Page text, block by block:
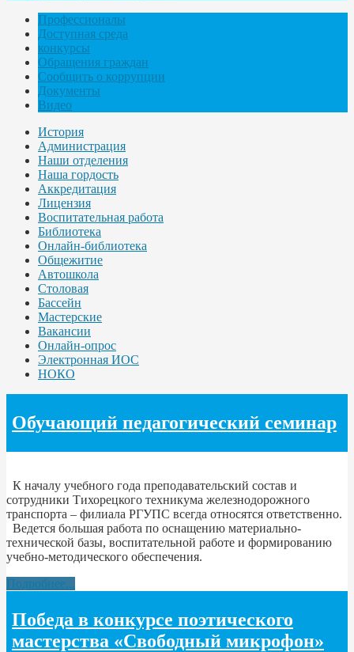
Профессионалы
Доступная среда
конкурсы
Обращения граждан
Сообщить о коррупции
Документы
Видео
История
Администрация
Наши отделения
Наша гордость
Аккредитация
Лицензия
Воспитательная работа
Библиотека
Онлайн-библиотека
Общежитие
Автошкола
Столовая
Бассейн
Мастерские
Вакансии
Онлайн-опрос
Электронная ИОС
НОКО
Обучающий педагогический семинар
К началу учебного года преподавательский состав и
сотрудники Тихорецкого техникума железнодорожного
транспорта – филиала РГУПС всегда относятся ответственно.
Ведется большая работа по оснащению материально-
технической базы, воспитательной работе и формированию
учебно-методического обеспечения.
Подробнее...
Победа в конкурсе поэтического
мастерства «Свободный микрофон»